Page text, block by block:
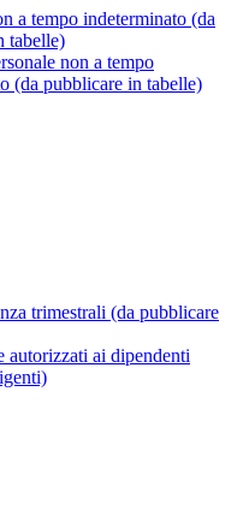
a tempo indeterminato (da
tabelle)
non a tempo
(da pubblicare in tabelle)
trimestrali (da pubblicare
autorizzati ai dipendenti